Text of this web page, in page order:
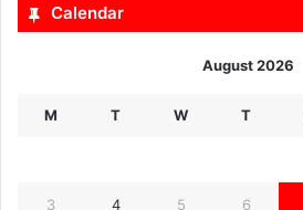
Calendar
August 2026
M T W T
3 4 5 6